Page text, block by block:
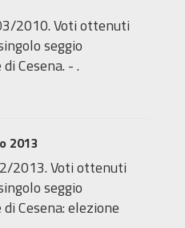
2010. Voti ottenuti
seggio
Cesena. - .
2013
2013. Voti ottenuti
seggio
Cesena: elezione